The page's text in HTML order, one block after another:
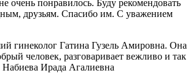
очень понравилось. Буду рекомендовать
друзьям. Спасибо им. С уважением
гинеколог Гатина Гузель Амировна. Она
человек, разговаривает вежливо и так
Набиева Ирада Агалиевна